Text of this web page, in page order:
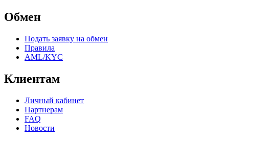
Обмен
Подать заявку на обмен
Правила
AML/KYC
Клиентам
Личный кабинет
Партнерам
FAQ
Новости